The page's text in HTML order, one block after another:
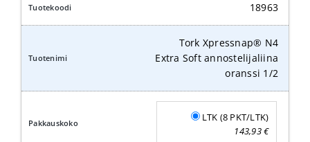
Soft
annostelijaliina
natural
18963
Tork Xpressnap® N4
Extra Soft annostelijaliina
oranssi 1/2
LTK (8 PKT/LTK)
143,93€